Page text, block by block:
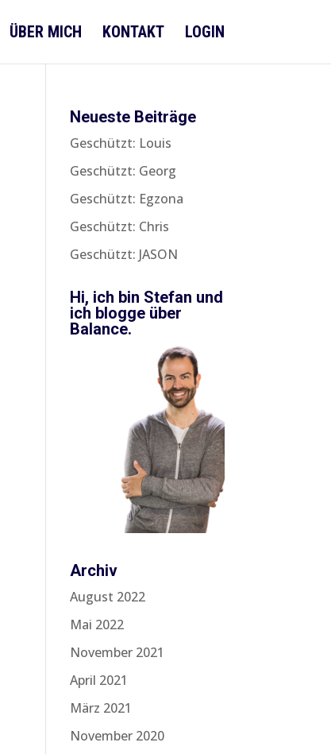
ÜBER MICH KONTAKT LOGIN
Neueste Beiträge
Geschützt: Louis
Geschützt: Georg
Geschützt: Egzona
Geschützt: Chris
Geschützt: JASON
Hi, ich bin Stefan und
ich blogge über
Balance.
Archiv
August 2022
Mai 2022
November 2021
April 2021
März 2021
November 2020